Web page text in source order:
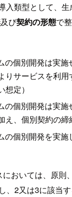
入類型として、
及び契約の形態で
の個別開発は実
りサービスを利
定）
の個別開発は実
え、個別契約の締
の個別開発を実
おいては、原則
、2又は3に該当